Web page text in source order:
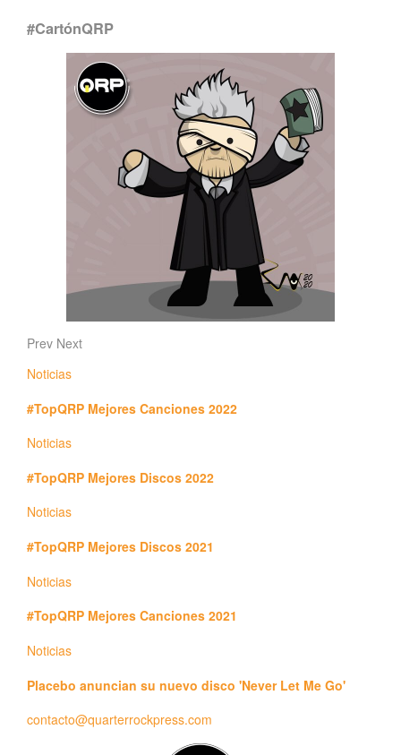
#CartónQRP
Prev Next
Noticias
#TopQRP Mejores Canciones 2022
Noticias
#TopQRP Mejores Discos 2022
Noticias
#TopQRP Mejores Discos 2021
Noticias
#TopQRP Mejores Canciones 2021
Noticias
Placebo anuncian su nuevo disco 'Never Let Me Go'
contacto@quarterrockpress.com